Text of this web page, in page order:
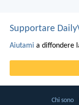
Supportare
Aiutami a diffondere
Chi sono